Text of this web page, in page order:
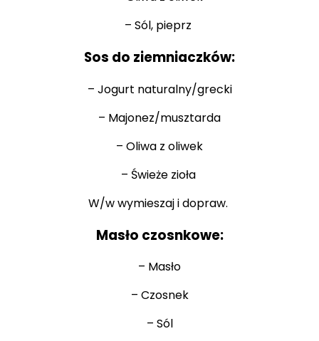
– Sól, pieprz
Sos do ziemniaczków:
– Jogurt naturalny/grecki
– Majonez/musztarda
– Oliwa z oliwek
– Świeże zioła
W/w wymieszaj i dopraw.
Masło czosnkowe:
– Masło
– Czosnek
– Sól